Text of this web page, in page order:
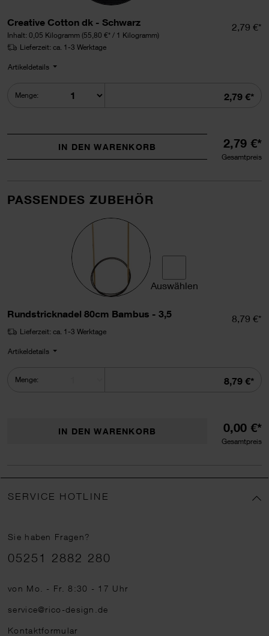
Creative Cotton dk - Schwarz
Inhalt: 0,05 Kilogramm (55,80 €* / 1 Kilogramm)
2,79 €*
Summe
2,79 €*
Lieferzeit: ca. 1-3 Werktage
Artikeldetails
Menge:
IN DEN WARENKORB 2,79 €*
Gesamtpreis
PASSENDES ZUBEHÖR
Auswählen
Rundstricknadel 80cm Bambus - 3,5
8,79 €*
Summe
8,79 €*
Lieferzeit: ca. 1-3 Werktage
Artikeldetails
Menge:
IN DEN WARENKORB 0,00 €*
Gesamtpreis
SERVICE HOTLINE
Sie haben Fragen?
Telefonnummer
05251 2882 280
von Mo. - Fr. 8:30 - 17 Uhr
service@rico-design.de
Kontaktformular